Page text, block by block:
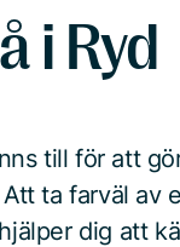
i Ryd
till för att
ta farväl av
dig att